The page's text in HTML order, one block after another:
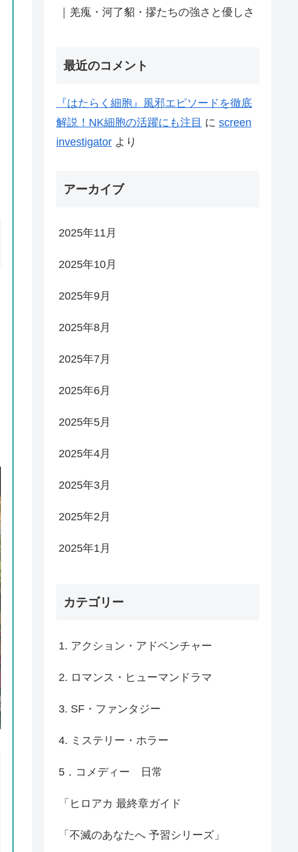
｜羌瘣・河了貂・摎たちの強さと優しさ
最近のコメント
『はたらく細胞』風邪エピソードを徹底
解説！NK細胞の活躍にも注目 に screen
investigator より
アーカイブ
2025年11月
2025年10月
2025年9月
2025年8月
2025年7月
2025年6月
2025年5月
2025年4月
2025年3月
2025年2月
2025年1月
カテゴリー
1. アクション・アドベンチャー
2. ロマンス・ヒューマンドラマ
3. SF・ファンタジー
4. ミステリー・ホラー
5．コメディー 日常
「ヒロアカ 最終章ガイド
「不滅のあなたへ 予習シリーズ」